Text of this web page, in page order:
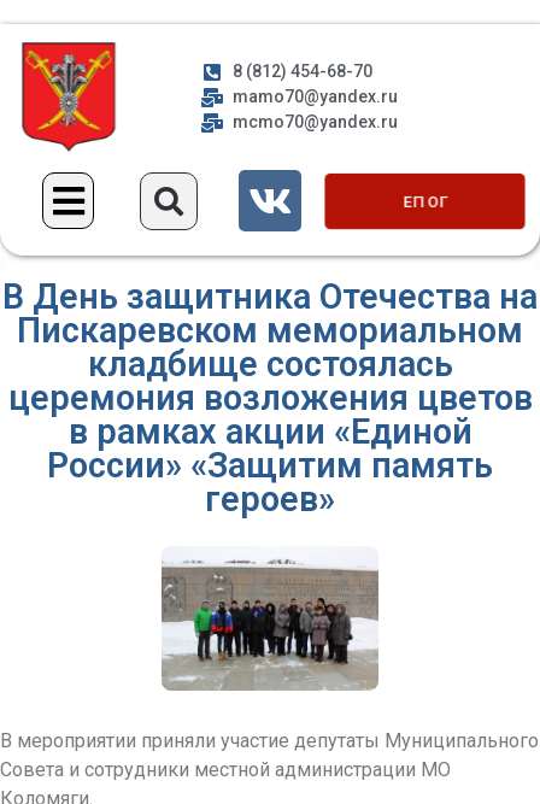
8 (812) 454-68-70
mamo70@yandex.ru
mcmo70@yandex.ru
ЕП ОГ
В День защитника Отечества на
Пискаревском мемориальном
кладбище состоялась
церемония возложения цветов
в рамках акции «Единой
России» «Защитим память
героев»
В мероприятии приняли участие депутаты Муниципального
Совета и сотрудники местной администрации МО
Коломяги.